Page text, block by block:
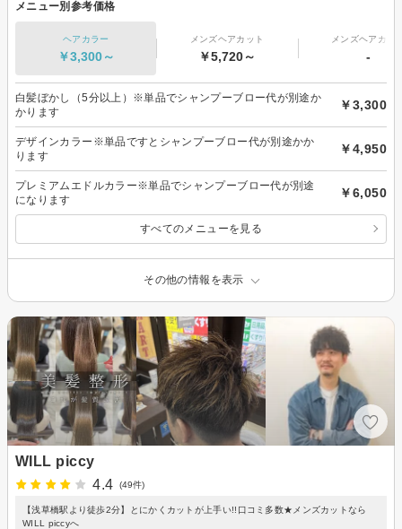
メニュー別参考価格
ヘアカラー
￥3,300～
メンズヘアカット
￥5,720～
メンズヘアカラ
-
白髪ぼかし（5分以上）※単品でシャンプーブロー代が別途か
かります
￥3,300
デザインカラー※単品ですとシャンプーブロー代が別途かか
ります
￥4,950
プレミアムエドルカラー※単品でシャンプーブロー代が別途
になります
￥6,050
すべてのメニューを見る
その他の情報を表示
WILL piccy
4.4
(49件)
【浅草橋駅より徒歩2分】とにかくカットが上手い!!口コミ多数★メンズカットなら
WILL piccyへ